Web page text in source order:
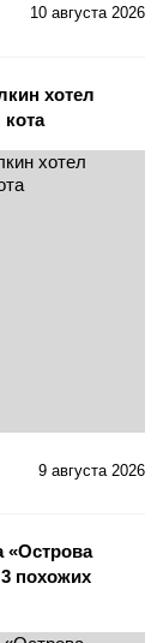
10 августа 2026
хотел
9 августа 2026
«Острова
похожих